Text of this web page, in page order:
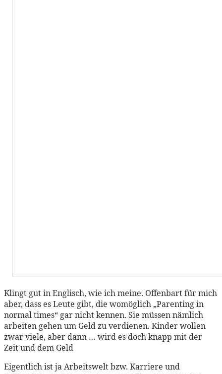
Klingt gut in Englisch, wie ich meine. Offenbart für mich
aber, dass es Leute gibt, die womöglich „Parenting in
normal times“ gar nicht kennen. Sie müssen nämlich
arbeiten gehen um Geld zu verdienen. Kinder wollen
zwar viele, aber dann … wird es doch knapp mit der
Zeit und dem Geld
Eigentlich ist ja Arbeitswelt bzw. Karriere und